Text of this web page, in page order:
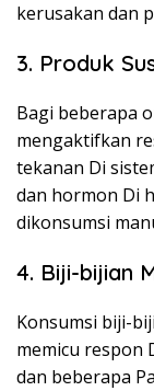
kerusakan dan
3. Produk
Bagi beberapa
mengaktifkan
tekanan Di
dan hormon Di
dikonsumsi
4. Biji-bijian
Konsumsi biji-
memicu respon
dan beberapa